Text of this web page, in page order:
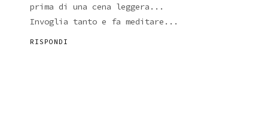
prima di una cena leggera...
Invoglia tanto e fa meditare...
RISPONDI